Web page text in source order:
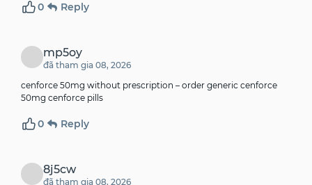
0 Reply
mp5oy
đã tham gia 08, 2026
cenforce 50mg without prescription – order generic cenforce
50mg cenforce pills
0 Reply
8j5cw
đã tham gia 08, 2026